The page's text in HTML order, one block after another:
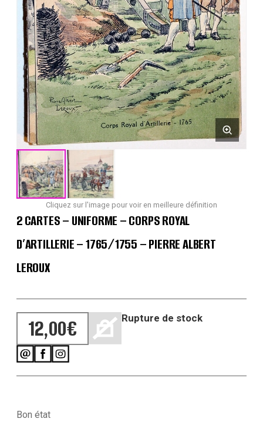
Cliquez sur l'image pour voir en meilleure définition
2 CARTES – UNIFORME – CORPS ROYAL
D’ARTILLERIE – 1765/1755 – PIERRE ALBERT
LEROUX
12,00€ Rupture de stock
Bon état